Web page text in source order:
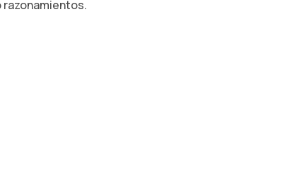
razonamientos.